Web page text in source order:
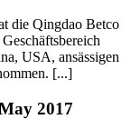
die Qingdao Betco
USA, ansässigen
[...]
2017